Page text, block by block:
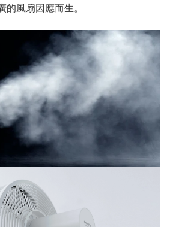
的風扇因應而生。